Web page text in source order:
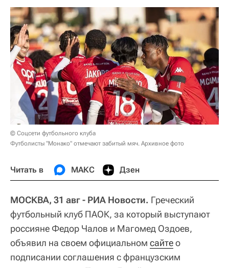
© Соцсети футбольного клуба
Футболисты "Монако" отмечают забитый мяч. Архивное фото
Читать в МАКС Дзен
МОСКВА, 31 авг - РИА Новости. Греческий
футбольный клуб ПАОК, за который выступают
россияне Федор Чалов и Магомед Оздоев,
объявил на своем официальном сайтео
подписании соглашения с французским